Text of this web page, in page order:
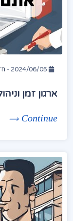
ארגון זמן
Continue